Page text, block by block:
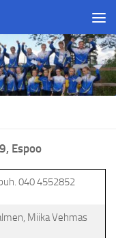
Espoo
040 4552852
Miika Vehmas